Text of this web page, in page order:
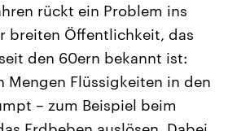
Anhalt
am 6.
neuen
das
Koalition aus
USA
Aktuelle Beiträge,
Hintergründe
Wirtschaftlich und
gehören die Vereinigten
den mächtigsten Ländern
mit großem Einfluss auf
rückt ein Problem ins
breiten Öffentlichkeit, das
den 60ern bekannt ist:
Mengen Flüssigkeiten in den
– zum Beispiel beim